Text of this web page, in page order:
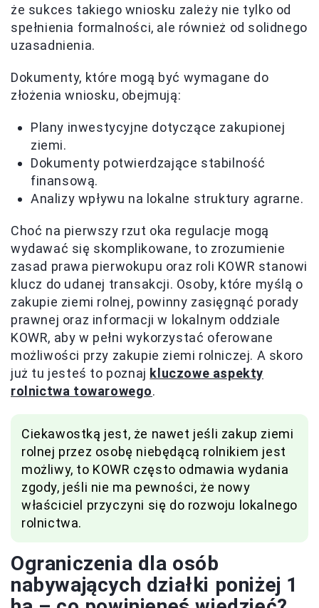
że sukces takiego wniosku zależy nie tylko od
spełnienia formalności, ale również od solidnego
uzasadnienia.
Dokumenty, które mogą być wymagane do
złożenia wniosku, obejmują:
Plany inwestycyjne dotyczące zakupionej
ziemi.
Dokumenty potwierdzające stabilność
finansową.
Analizy wpływu na lokalne struktury agrarne.
Choć na pierwszy rzut oka regulacje mogą
wydawać się skomplikowane, to zrozumienie
zasad prawa pierwokupu oraz roli KOWR stanowi
klucz do udanej transakcji. Osoby, które myślą o
zakupie ziemi rolnej, powinny zasięgnąć porady
prawnej oraz informacji w lokalnym oddziale
KOWR, aby w pełni wykorzystać oferowane
możliwości przy zakupie ziemi rolniczej. A skoro
już tu jesteś to poznaj kluczowe aspekty
rolnictwa towarowego.
Ciekawostką jest, że nawet jeśli zakup ziemi
rolnej przez osobę niebędącą rolnikiem jest
możliwy, to KOWR często odmawia wydania
zgody, jeśli nie ma pewności, że nowy
właściciel przyczyni się do rozwoju lokalnego
rolnictwa.
Ograniczenia dla osób
nabywających działki poniżej 1